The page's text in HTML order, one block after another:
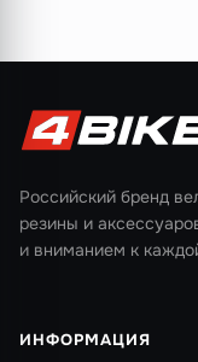
Российский бренд
резины и
и вниманием к
ИНФОРМАЦИЯ